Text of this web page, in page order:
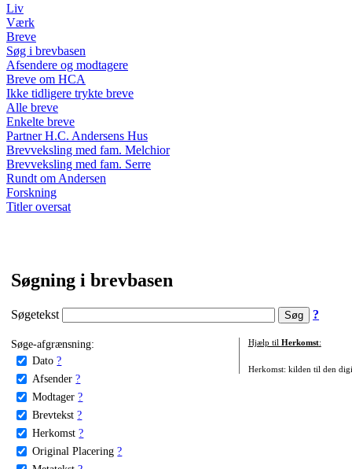
Liv
Værk
Breve
Søg i brevbasen
Afsendere og modtagere
Breve om HCA
Ikke tidligere trykte breve
Alle breve
Enkelte breve
Partner H.C. Andersens Hus
Brevveksling med fam. Melchior
Brevveksling med fam. Serre
Rundt om Andersen
Forskning
Titler oversat
Søgning i brevbasen
Søgetekst ?
Søge-afgrænsning:
Dato ?
Afsender ?
Modtager ?
Brevtekst ?
Herkomst ?
Original Placering ?
Hjælp til Herkomst:
Herkomst: kilden til den